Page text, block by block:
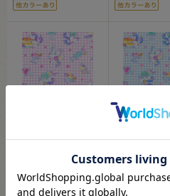
ックス（AP61201H）
毎年人気のシリーズ「バニラ
121 円(税込)
生地 バニラ
ックス（
毎年人気のシリ
ポップ」のプリ...